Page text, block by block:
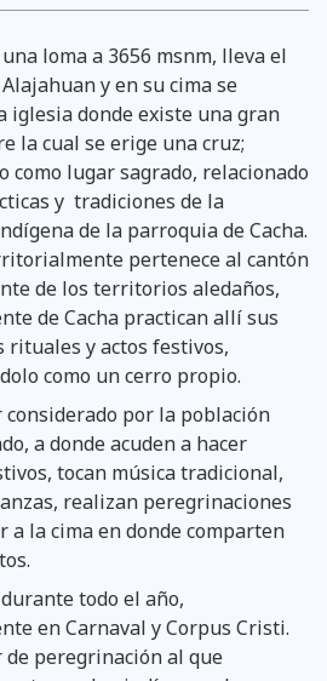
loma a 3656 msnm, lleva el
y en su cima se
iglesia donde existe una gran
la cual se erige una cruz;
como lugar sagrado, relacionado
y tradiciones de la
de la parroquia de Cacha.
pertenece al cantón
de los territorios aledaños,
de Cacha practican allí sus
rituales y actos festivos,
como un cerro propio.
considerado por la población
a donde acuden a hacer
tocan música tradicional,
realizan peregrinaciones
a la cima en donde comparten
todo el año,
en Carnaval y Corpus Cristi.
de peregrinación al que